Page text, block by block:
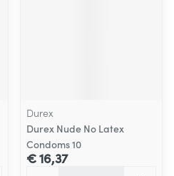
Durex
Durex Nude No Latex
Condoms 10
€ 16,37